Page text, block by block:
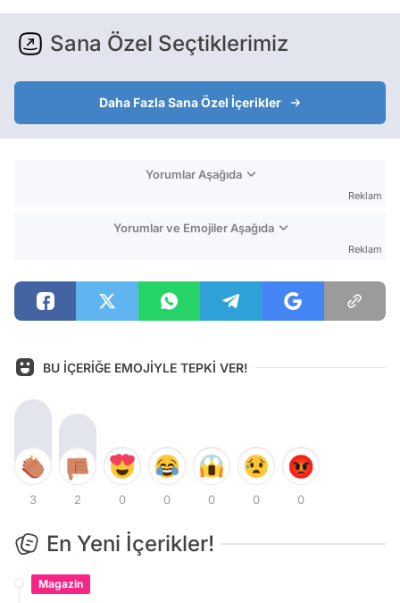
Sana Özel Seçtiklerimiz
Daha Fazla Sana Özel İçerikler
Yorumlar Aşağıda
Reklam
Yorumlar ve Emojiler Aşağıda
Reklam
BU İÇERİĞE EMOJİYLE TEPKİ VER!
3 2 0 0 0 0 0
En Yeni İçerikler!
Magazin